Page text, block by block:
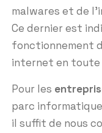
malwares et de
Ce dernier est
fonctionnement
internet en toute
Pour les
parc
il suffit de nous